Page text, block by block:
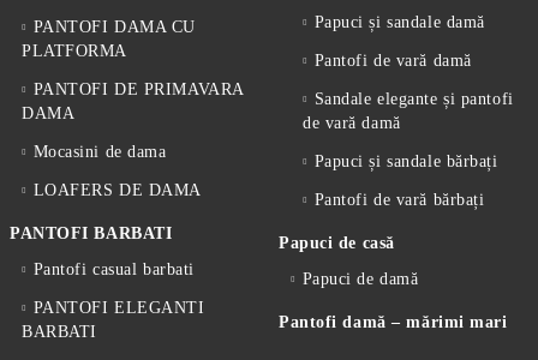
PANTOFI DAMA CU
PLATFORMA
PANTOFI DE PRIMAVARA
DAMA
Mocasini de dama
LOAFERS DE DAMA
PANTOFI BARBATI
Pantofi casual barbati
PANTOFI ELEGANTI
BARBATI
Papuci și sandale damă
Pantofi de vară damă
Sandale elegante și pantofi
de vară damă
Papuci și sandale bărbați
Pantofi de vară bărbați
Papuci de casă
Papuci de damă
Pantofi damă – mărimi mari